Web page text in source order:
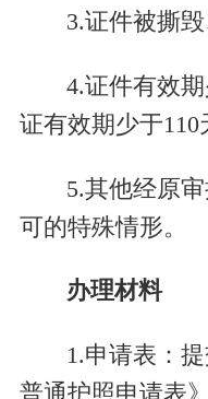
3.证件被撕
4.证件有效
证有效期少于110
5.其他经原
可的特殊情形。
办理材料
1.申请表：